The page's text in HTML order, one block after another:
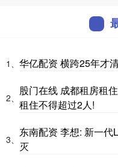
1、 华亿配资 横跨25年才
2、
股门在线 成都租房租
租住不得超过2人!
3、
东南配资 李想: 新一
灭